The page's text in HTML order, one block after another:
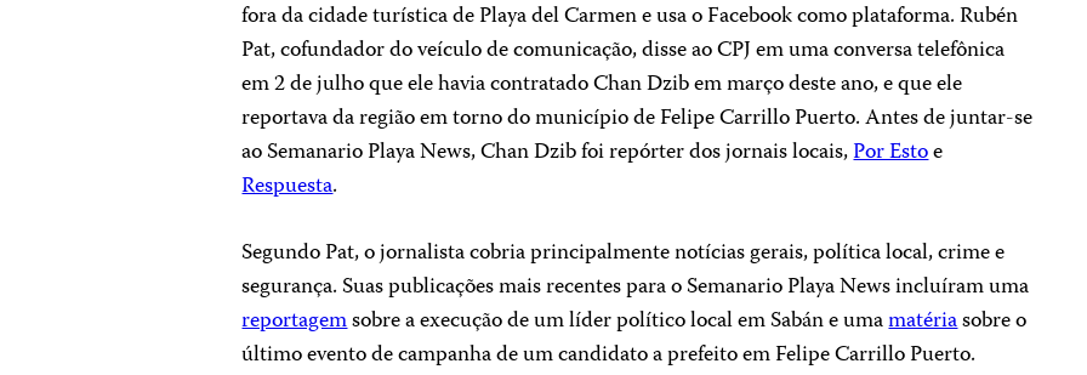
fora da cidade turística de Playa del Carmen e usa o Facebook como plataforma. Rubén
Pat, cofundador do veículo de comunicação, disse ao CPJ em uma conversa telefônica
em 2 de julho que ele havia contratado Chan Dzib em março deste ano, e que ele
reportava da região em torno do município de Felipe Carrillo Puerto. Antes de juntar-se
aoSemanario Playa News, Chan Dzib foi repórter dos jornais locais,Por Estoe
Respuesta.
Segundo Pat, o jornalista cobria principalmente notícias gerais, política local, crime e
segurança. Suas publicações mais recentes para oSemanario Playa Newsincluíram uma
reportagemsobre a execução de um líder político local em Sabán e umamatériasobre o
último evento de campanha de um candidato a prefeito em Felipe Carrillo Puerto.